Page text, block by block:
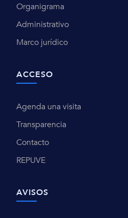
Organigrama
Administrativo
Marco jurídico
ACCESO
Agenda una visita
Transparencia
Contacto
REPUVE
AVISOS